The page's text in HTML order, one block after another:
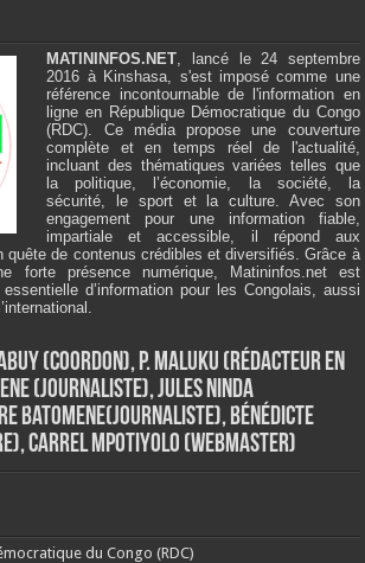
MATININFOS.NET , lancé le 24 septembre
2016 à Kinshasa, s'est imposé comme une
référence incontournable de l'information en
ligne en République Démocratique du Congo
(RDC). Ce média propose une couverture
complète et en temps réel de l'actualité,
incluant des thématiques variées telles que
la politique, l’économie, la société, la
sécurité, le sport et la culture. Avec son
engagement pour une information fiable,
impartiale et accessible, il répond aux
quête de contenus crédibles et diversifiés. Grâce à
forte présence numérique, Matininfos.net est
essentielle d’information pour les Congolais, aussi
(Coordon), P. Maluku (Rédacteur en
(Journaliste), Jules Ninda
Batomene(Journaliste), Bénédicte
Carrel Mpotiyolo (Webmaster)
du Congo (RDC)